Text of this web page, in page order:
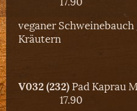
veganer
Kräutern
V032 (232)Pad
17.90